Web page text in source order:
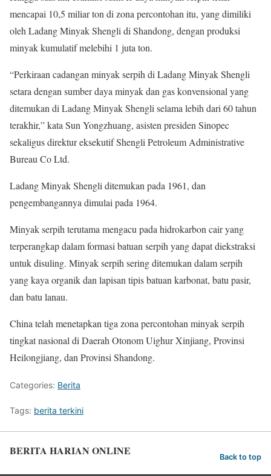
mencapai 10,5 miliar ton di zona percontohan itu, yang dimiliki
oleh Ladang Minyak Shengli di Shandong, dengan produksi
minyak kumulatif melebihi 1 juta ton.
“Perkiraan cadangan minyak serpih di Ladang Minyak Shengli
setara dengan sumber daya minyak dan gas konvensional yang
ditemukan di Ladang Minyak Shengli selama lebih dari 60 tahun
terakhir,” kata Sun Yongzhuang, asisten presiden Sinopec
sekaligus direktur eksekutif Shengli Petroleum Administrative
Bureau Co Ltd.
Ladang Minyak Shengli ditemukan pada 1961, dan
pengembangannya dimulai pada 1964.
Minyak serpih terutama mengacu pada hidrokarbon cair yang
terperangkap dalam formasi batuan serpih yang dapat diekstraksi
untuk disuling. Minyak serpih sering ditemukan dalam serpih
yang kaya organik dan lapisan tipis batuan karbonat, batu pasir,
dan batu lanau.
China telah menetapkan tiga zona percontohan minyak serpih
tingkat nasional di Daerah Otonom Uighur Xinjiang, Provinsi
Heilongjiang, dan Provinsi Shandong.
Categories: Berita
Tags: berita terkini
BERITA HARIAN ONLINE Back to top